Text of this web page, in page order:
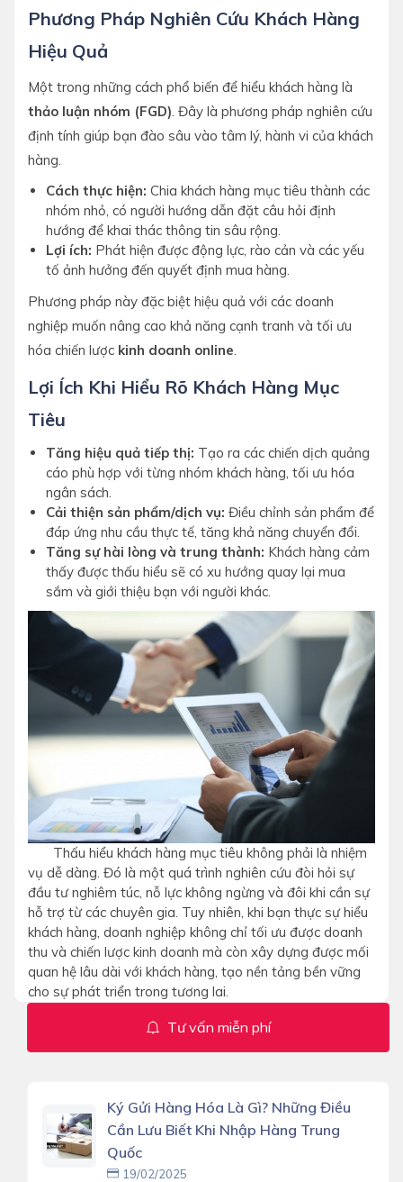
Phương Pháp Nghiên Cứu Khách Hàng
Hiệu Quả
Một trong những cách phổ biến để hiểu khách hàng là
thảo luận nhóm (FGD). Đây là phương pháp nghiên cứu
định tính giúp bạn đào sâu vào tâm lý, hành vi của khách
hàng.
Cách thực hiện: Chia khách hàng mục tiêu thành các
nhóm nhỏ, có người hướng dẫn đặt câu hỏi định
hướng để khai thác thông tin sâu rộng.
Lợi ích: Phát hiện được động lực, rào cản và các yếu
tố ảnh hưởng đến quyết định mua hàng.
Phương pháp này đặc biệt hiệu quả với các doanh
nghiệp muốn nâng cao khả năng cạnh tranh và tối ưu
hóa chiến lược kinh doanh online.
Lợi Ích Khi Hiểu Rõ Khách Hàng Mục
Tiêu
Tăng hiệu quả tiếp thị: Tạo ra các chiến dịch quảng
cáo phù hợp với từng nhóm khách hàng, tối ưu hóa
ngân sách.
Cải thiện sản phẩm/dịch vụ: Điều chỉnh sản phẩm để
đáp ứng nhu cầu thực tế, tăng khả năng chuyển đổi.
Tăng sự hài lòng và trung thành: Khách hàng cảm
thấy được thấu hiểu sẽ có xu hướng quay lại mua
sắm và giới thiệu bạn với người khác.
Thấu hiểu khách hàng mục tiêu không phải là nhiệm
vụ dễ dàng. Đó là một quá trình nghiên cứu đòi hỏi sự
đầu tư nghiêm túc, nỗ lực không ngừng và đôi khi cần sự
hỗ trợ từ các chuyên gia. Tuy nhiên, khi bạn thực sự hiểu
khách hàng, doanh nghiệp không chỉ tối ưu được doanh
thu và chiến lược kinh doanh mà còn xây dựng được mối
quan hệ lâu dài với khách hàng, tạo nền tảng bền vững
cho sự phát triển trong tương lai.
Tư vấn miễn phí
Ký Gửi Hàng Hóa Là Gì? Những Điều
Cần Lưu Biết Khi Nhập Hàng Trung
Quốc
19/02/2025